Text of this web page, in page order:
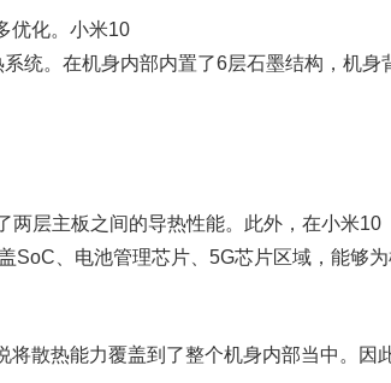
优化。小米10
统。在机身内部内置了6层石墨结构，机身
层主板之间的导热性能。此外，在小米10
SoC、电池管理芯片、5G芯片区域，能够
散热能力覆盖到了整个机身内部当中。因